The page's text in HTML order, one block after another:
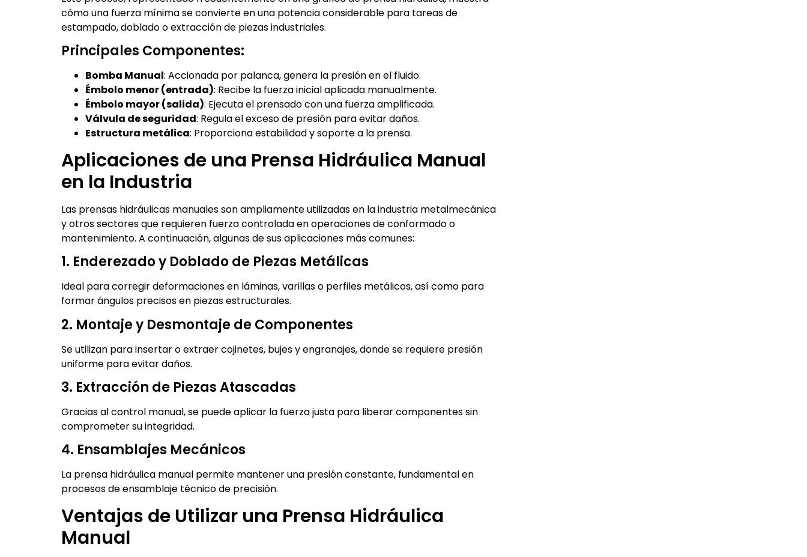
cómo una fuerza mínima se convierte en una potencia considerable para tareas de
estampado, doblado o extracción de piezas industriales.
Principales Componentes:
Bomba Manual: Accionada por palanca, genera la presión en el fluido.
Émbolo menor (entrada): Recibe la fuerza inicial aplicada manualmente.
Émbolo mayor (salida): Ejecuta el prensado con una fuerza amplificada.
Válvula de seguridad: Regula el exceso de presión para evitar daños.
Estructura metálica: Proporciona estabilidad y soporte a la prensa.
Aplicaciones de una Prensa Hidráulica Manual
en la Industria
Las prensas hidráulicas manuales son ampliamente utilizadas en la industria metalmecánica
y otros sectores que requieren fuerza controlada en operaciones de conformado o
mantenimiento. A continuación, algunas de sus aplicaciones más comunes:
1. Enderezado y Doblado de Piezas Metálicas
Ideal para corregir deformaciones en láminas, varillas o perfiles metálicos, así como para
formar ángulos precisos en piezas estructurales.
2. Montaje y Desmontaje de Componentes
Se utilizan para insertar o extraer cojinetes, bujes y engranajes, donde se requiere presión
uniforme para evitar daños.
3. Extracción de Piezas Atascadas
Gracias al control manual, se puede aplicar la fuerza justa para liberar componentes sin
comprometer su integridad.
4. Ensamblajes Mecánicos
La prensa hidráulica manual permite mantener una presión constante, fundamental en
procesos de ensamblaje técnico de precisión.
Ventajas de Utilizar una Prensa Hidráulica
Manual